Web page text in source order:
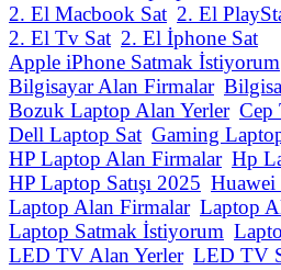
2. El Macbook Sat 2. El
2. El Tv Sat 2. El İphone Sat
Apple iPhone Satmak İstiyorum
Bilgisayar Alan Firmalar
Bozuk Laptop Alan Yerler Cep
Dell Laptop Sat Gaming
HP Laptop Alan Firmalar Hp
HP Laptop Satışı 2025 Huawei
Laptop Alan Firmalar Laptop
Laptop Satmak İstiyorum
LED TV Alan Yerler LED TV